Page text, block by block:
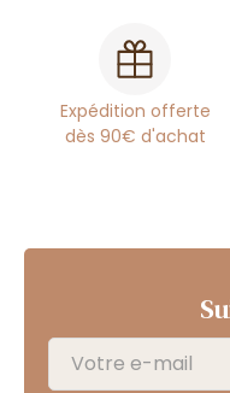
Expédition offerte
dès 90€ d'achat